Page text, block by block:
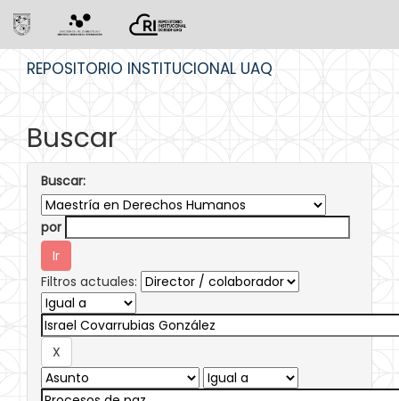
REPOSITORIO INSTITUCIONAL UAQ
Buscar
Buscar:
por
Filtros actuales: